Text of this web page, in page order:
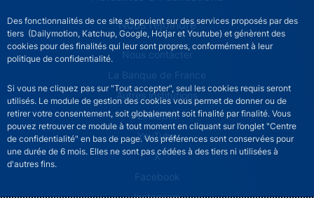
Des fonctionnalités de ce site s’appuient sur des services proposés par des
tiers (Dailymotion, Katchup, Google, Hotjar et Youtube) et génèrent des
cookies pour des finalités qui leur sont propres, conformément à leur
politique de confidentialité.
Si vous ne cliquez pas sur "Tout accepter", seul les cookies requis seront
utilisés. Le module de gestion des cookies vous permet de donner ou de
retirer votre consentement, soit globalement soit finalité par finalité. Vous
pouvez retrouver ce module à tout moment en cliquant sur l’onglet "Centre
de confidentialité" en bas de page. Vos préférences sont conservées pour
une durée de 6 mois. Elles ne sont pas cédées à des tiers ni utilisées à
d'autres fins.
Nous rejoindre
ACPR footer secondary menu (French)
Nous contacter
La Banque de France
Autres institutions
LinkedIn
YouTube
X
Facebook